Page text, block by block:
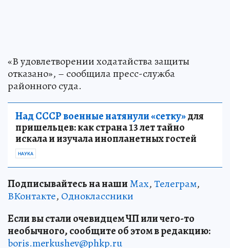
«В удовлетворении ходатайства защиты
отказано», – сообщила пресс-служба
районного суда.
Над СССР военные натянули «сетку»для
пришельцев: как страна 13 лет тайно
искала и изучала инопланетных гостей
НАУКА
Подписывайтесь на нашиMax,Телеграм,
ВКонтакте, Одноклассники
Если вы стали очевидцем ЧП или чего-то
необычного, сообщите об этом в редакцию:
boris.merkushev@phkp.ru